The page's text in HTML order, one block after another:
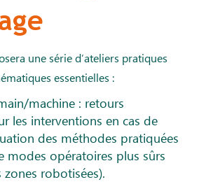
une série d’ateliers pratiques
essentielles :
machine : retours
les interventions en cas de
des méthodes pratiquées
modes opératoires plus sûrs
robotisées).